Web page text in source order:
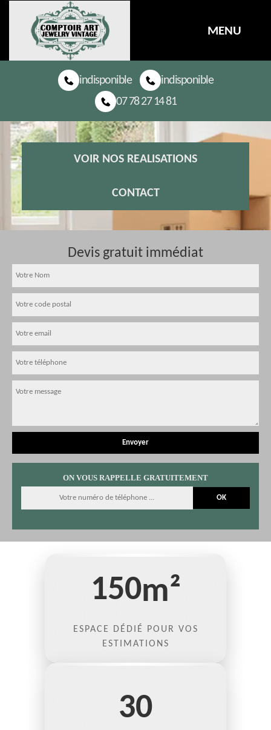
MENU
indisponible
indisponible
07 78 27 14 81
VOIR NOS REALISATIONS
CONTACT
Devis gratuit immédiat
ON VOUS RAPPELLE GRATUITEMENT
150m²
ESPACE DÉDIÉ POUR VOS
ESTIMATIONS
30